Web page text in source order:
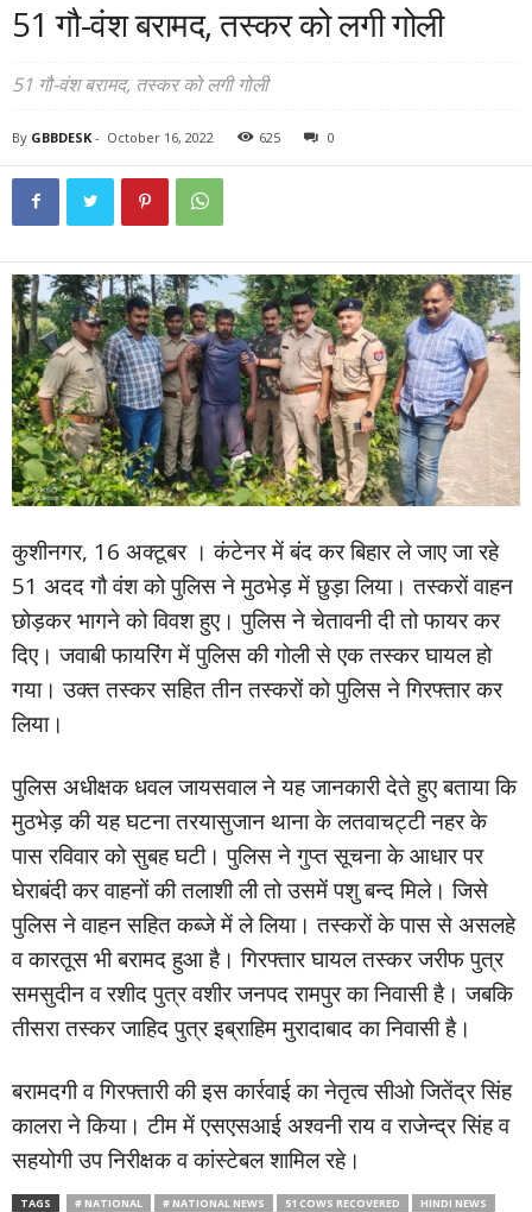
51 गौ-वंश बरामद, तस्कर को लगी गोली
51 गौ-वंश बरामद, तस्कर को लगी गोली
By GBBDESK - October 16, 2022 625 0
कुशीनगर, 16 अक्टूबर । कंटेनर में बंद कर बिहार ले जाए जा रहे
51 अदद गौ वंश को पुलिस ने मुठभेड़ में छुड़ा लिया। तस्करों वाहन
छोड़कर भागने को विवश हुए। पुलिस ने चेतावनी दी तो फायर कर
दिए। जवाबी फायरिंग में पुलिस की गोली से एक तस्कर घायल हो
गया। उक्त तस्कर सहित तीन तस्करों को पुलिस ने गिरफ्तार कर
लिया।
पुलिस अधीक्षक धवल जायसवाल ने यह जानकारी देते हुए बताया कि
मुठभेड़ की यह घटना तरयासुजान थाना के लतवाचट्टी नहर के
पास रविवार को सुबह घटी। पुलिस ने गुप्त सूचना के आधार पर
घेराबंदी कर वाहनों की तलाशी ली तो उसमें पशु बन्द मिले। जिसे
पुलिस ने वाहन सहित कब्जे में ले लिया। तस्करों के पास से असलहे
व कारतूस भी बरामद हुआ है। गिरफ्तार घायल तस्कर जरीफ पुत्र
समसुदीन व रशीद पुत्र वशीर जनपद रामपुर का निवासी है। जबकि
तीसरा तस्कर जाहिद पुत्र इब्राहिम मुरादाबाद का निवासी है।
बरामदगी व गिरफ्तारी की इस कार्रवाई का नेतृत्व सीओ जितेंद्र सिंह
कालरा ने किया। टीम में एसएसआई अश्वनी राय व राजेन्द्र सिंह व
सहयोगी उप निरीक्षक व कांस्टेबल शामिल रहे।
TAGS # NATIONAL # NATIONAL NEWS 51 COWS RECOVERED
HINDI NEWS